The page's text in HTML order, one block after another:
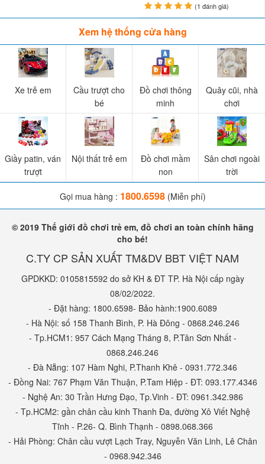
(1 đánh giá)
Xem hệ thống cửa hàng
Xe trẻ em
Cầu trượt cho
bé
Đồ chơi thông
minh
Quây cũi, nhà
chơi
Giầy patin, ván
trượt
Nội thất trẻ em
Đồ chơi mầm
non
Sân chơi ngoài
trời
Gọi mua hàng : 1800.6598(Miễn phí)
© 2019 Thế giới đồ chơi trẻ em, đồ chơi an toàn chính hãng
cho bé!
C.TY CP SẢN XUẤT TM&DV BBT VIỆT NAM
GPDKKD: 0105815592 do sở KH & ĐT TP. Hà Nội cấp ngày
08/02/2022.
- Đặt hàng: 1800.6598- Bảo hành:1900.6089
- Hà Nội: số 158 Thanh Bình, P. Hà Đông - 0868.246.246
- Tp.HCM1: 957 Cách Mạng Tháng 8, P.Tân Sơn Nhất -
0868.246.246
- Đà Nẵng: 107 Hàm Nghi, P.Thanh Khê - 0931.772.346
- Đồng Nai: 767 Phạm Văn Thuận, P.Tam Hiệp - ĐT: 093.177.4346
- Nghệ An: 30 Trần Hưng Đạo, Tp.Vinh - ĐT: 0961.342.986
- Tp.HCM2: gần chân cầu kinh Thanh Đa, đường Xô Viết Nghệ
Tĩnh - P.26- Q. Bình Thạnh - 0898.068.366
- Hải Phòng: Chân cầu vượt Lạch Tray, Nguyễn Văn Linh, Lê Chân
- 0968.942.346